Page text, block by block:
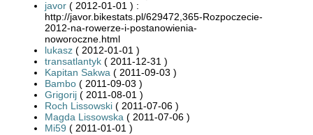
javor ( 2012-01-01 ) :
http://javor.bikestats.pl/629472,365-Rozpoczecie-
2012-na-rowerze-i-postanowienia-
noworoczne.html
lukasz ( 2012-01-01 )
transatlantyk ( 2011-12-31 )
Kapitan Sakwa ( 2011-09-03 )
Bambo ( 2011-09-03 )
Grigorij ( 2011-08-01 )
Roch Lissowski ( 2011-07-06 )
Magda Lissowska ( 2011-07-06 )
Mi59 ( 2011-01-01 )